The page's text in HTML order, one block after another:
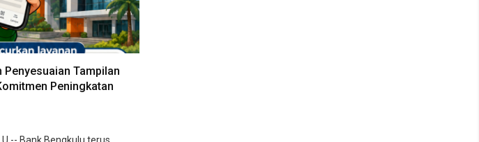
Penyesuaian Tampilan
Peningkatan
-- Bank Bengkulu terus